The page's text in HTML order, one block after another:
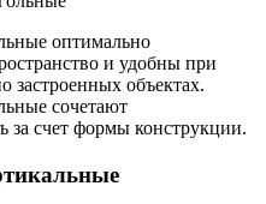
оптимально
и удобны при
застроенных объектах.
сочетают
за счет формы конструкции.